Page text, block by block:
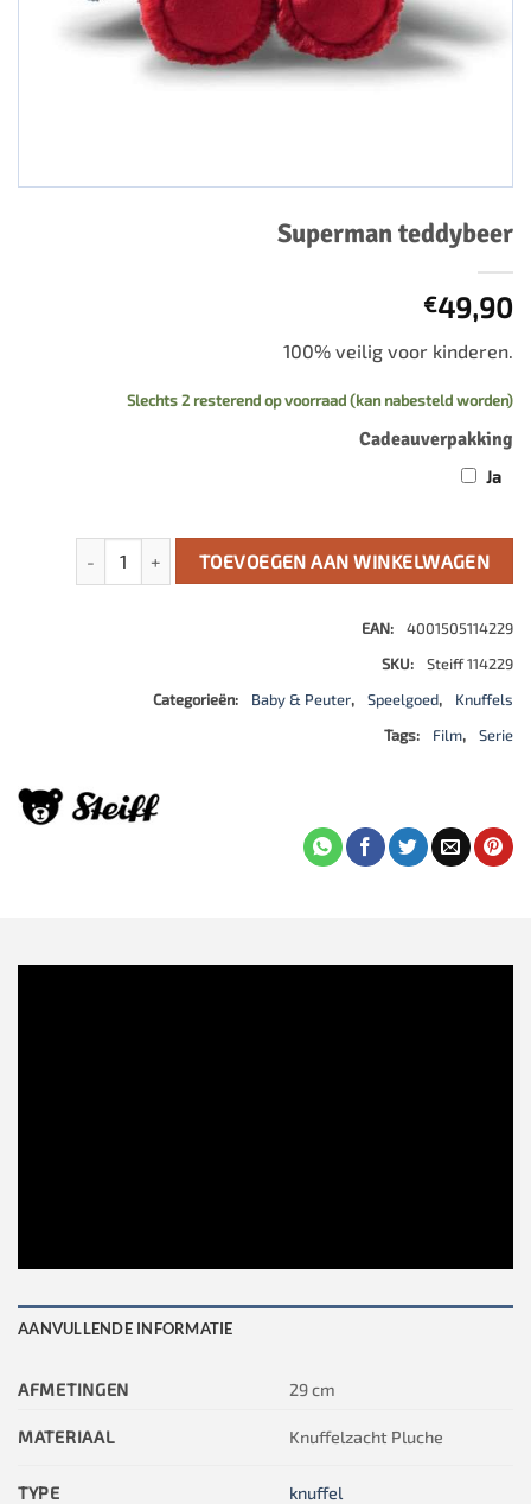
Superman teddybeer
€49,90
100% veilig voor kinderen.
Slechts 2 resterend op voorraad (kan nabesteld worden)
Cadeauverpakking
Ja
Superman teddybeer aantalTOEVOEGEN AAN WINKELWAGEN
EAN:
4001505114229
SKU:
Steiff 114229
Categorieën:
Baby & Peuter, Speelgoed,
Knuffels
Tags:
Film, Serie
AANVULLENDE INFORMATIE
AFMETINGEN 29 cm
MATERIAAL Knuffelzacht Pluche
TYPE knuffel